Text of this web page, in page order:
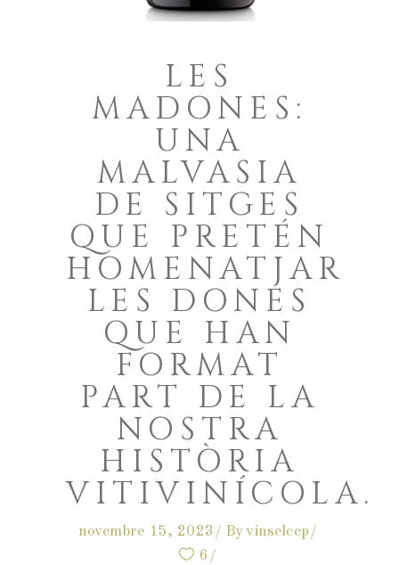
LES
MADONES:
UNA
MALVASIA
DE SITGES
QUE PRETÉN
HOMENATJAR
LES DONES
QUE HAN
FORMAT
PART DE LA
NOSTRA
HISTÒRIA
VITIVINÍCOLA.
novembre 15, 2023 Byvinselcep
6